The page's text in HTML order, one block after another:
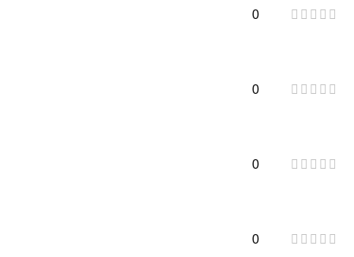
0
0
0
0